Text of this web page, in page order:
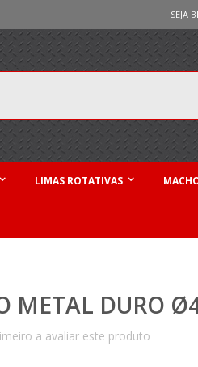
SEJA
LIMAS ROTATIVAS
METAL DURO
a avaliar este produto